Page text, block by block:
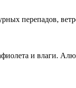
перепадов,
и влаги.